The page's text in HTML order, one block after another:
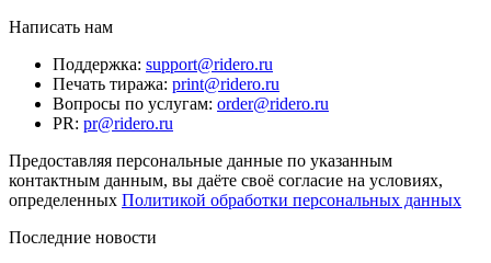
Написать нам
Поддержка: support@ridero.ru
Печать тиража: print@ridero.ru
Вопросы по услугам: order@ridero.ru
PR: pr@ridero.ru
Предоставляя персональные данные по указанным
контактным данным, вы даёте своё согласие на условиях,
определенных Политикой обработки персональных данных
Последние новости